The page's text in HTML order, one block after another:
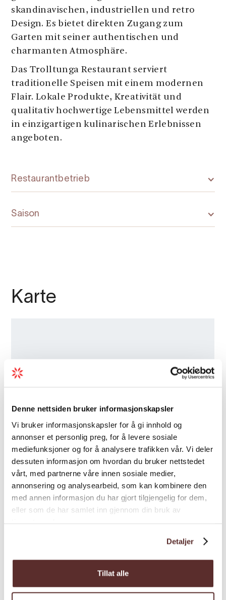
Denne nettsiden bruker informasjonskapsler
Vi bruker informasjonskapsler for å gi innhold og
annonser et personlig preg, for å levere sosiale
mediefunksjoner og for å analysere trafikken vår. Vi deler
dessuten informasjon om hvordan du bruker nettstedet
vårt, med partnerne våre innen sosiale medier,
annonsering og analysearbeid, som kan kombinere den
med annen informasjon du har gjort tilgjengelig for dem,
eller som de har samlet inn gjennom din bruk av
Detaljer
Tillat alle
skandinavischen, industriellen und retro
Design. Es bietet direkten Zugang zum
Garten mit seiner authentischen und
charmanten Atmosphäre.
Das Trolltunga Restaurant serviert
traditionelle Speisen mit einem modernen
Flair. Lokale Produkte, Kreativität und
qualitativ hochwertige Lebensmittel werden
in einzigartigen kulinarischen Erlebnissen
angeboten.
Restaurantbetrieb
Saison
Karte